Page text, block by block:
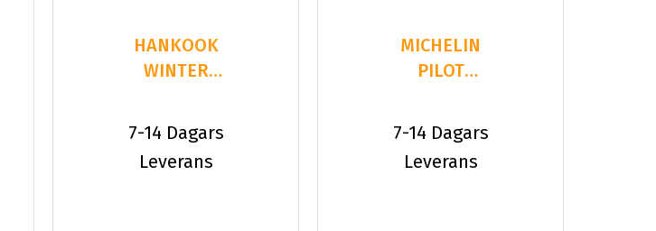
HANKOOK
WINTER
EVO3 W330
245/35R
7-14 Dagars
Leverans
MICHELIN
PILOT
245/35R18
92 V XL
7-14 Dagars
Leverans